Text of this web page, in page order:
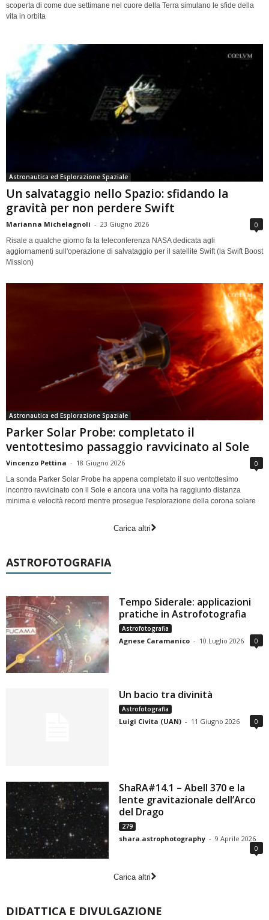
scoperta di come due settimane nel cuore della Terra simulano le sfide della
vita in orbita
Astronautica ed Esplorazione Spaziale
Un salvataggio nello Spazio: sfidando la
gravità per non perdere Swift
Marianna Michelagnoli - 23 Giugno 2026 0
Risale a qualche giorno fa la teleconferenza NASA dedicata agli
aggiornamenti sull'operazione di salvataggio per il satellite Swift (la Swift Boost
Mission)
Astronautica ed Esplorazione Spaziale
Parker Solar Probe: completato il
ventottesimo passaggio ravvicinato al Sole
Vincenzo Pettina - 18 Giugno 2026 0
La sonda Parker Solar Probe ha appena completato il suo ventottesimo
incontro ravvicinato con il Sole e ancora una volta ha raggiunto distanza
minima e velocità record mentre prosegue l'esplorazione della corona solare
Carica altri
ASTROFOTOGRAFIA
Tempo Siderale: applicazioni
pratiche in Astrofotografia
Astrofotografia
Agnese Caramanico - 10 Luglio 2026 0
Un bacio tra divinità
Astrofotografia
Luigi Civita (UAN) - 11 Giugno 2026 0
ShaRA#14.1 – Abell 370 e la
lente gravitazionale dell’Arco
del Drago
279
shara.astrophotography - 9 Aprile 2026
0
Carica altri
DIDATTICA E DIVULGAZIONE